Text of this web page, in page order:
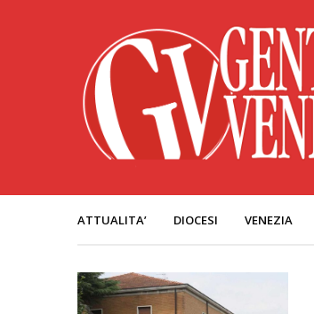
ATTUALITA’ DIOCESI VENEZIA